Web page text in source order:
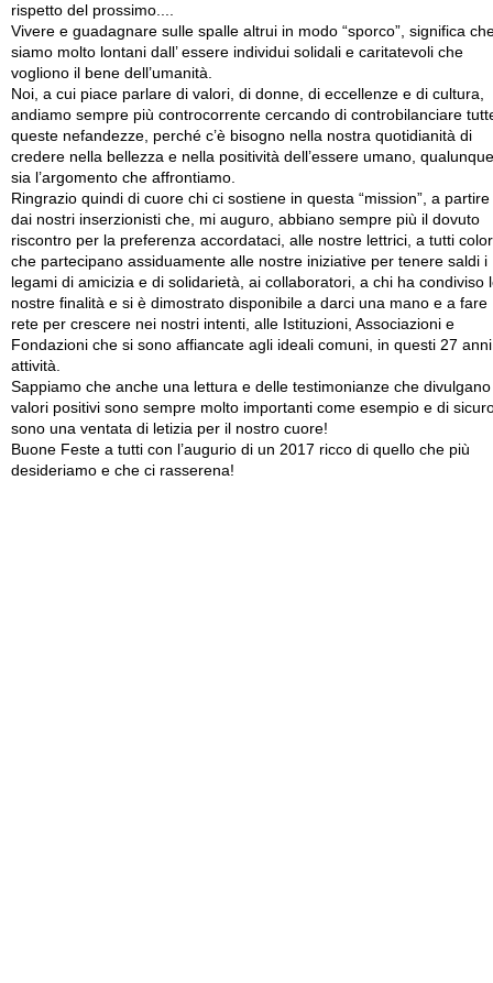
rispetto del prossimo....
Vivere e guadagnare sulle spalle altrui in modo “sporco”, significa
siamo molto lontani dall’ essere individui solidali e caritatevoli che
vogliono il bene dell’umanità.
Noi, a cui piace parlare di valori, di donne, di eccellenze e di cultura,
andiamo sempre più controcorrente cercando di controbilanciare
queste nefandezze, perché c’è bisogno nella nostra quotidianità di
credere nella bellezza e nella positività dell’essere umano, qualunque
sia l’argomento che affrontiamo.
Ringrazio quindi di cuore chi ci sostiene in questa “mission”, a partire
dai nostri inserzionisti che, mi auguro, abbiano sempre più il dovuto
riscontro per la preferenza accordataci, alle nostre lettrici, a tutti
che partecipano assiduamente alle nostre iniziative per tenere saldi i
legami di amicizia e di solidarietà, ai collaboratori, a chi ha condiviso
nostre finalità e si è dimostrato disponibile a darci una mano e a fare
rete per crescere nei nostri intenti, alle Istituzioni, Associazioni e
Fondazioni che si sono affiancate agli ideali comuni, in questi 27
attività.
Sappiamo che anche una lettura e delle testimonianze che divulgano
valori positivi sono sempre molto importanti come esempio e di
sono una ventata di letizia per il nostro cuore!
Buone Feste a tutti con l’augurio di un 2017 ricco di quello che più
desideriamo e che ci rasserena!